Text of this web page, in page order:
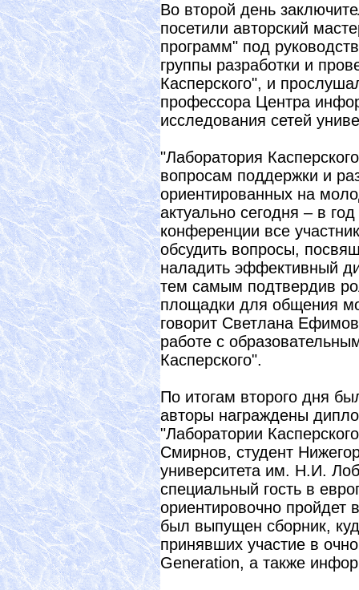
Во второй день
посетили авторский
программ" под
группы разработки и
Касперского", и
профессора Центра
исследования сетей
"Лаборатория
вопросам поддержки и
ориентированных на
актуально сегодня – в
конференции все
обсудить вопросы,
наладить эффективный
тем самым подтвердив
площадки для общения
говорит Светлана
работе с
Касперского".
По итогам второго дня
авторы награждены
"Лаборатории
Смирнов, студент
университета им. Н.И.
специальный гость в
ориентировочно пройдет
был выпущен сборник,
принявших участие в
Generation, а также